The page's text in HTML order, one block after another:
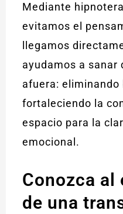
Mediante
evitamos el
llegamos
ayudamos a sanar
afuera: eliminando
fortaleciendo la
espacio para la
emocional.
Conozca al
de una